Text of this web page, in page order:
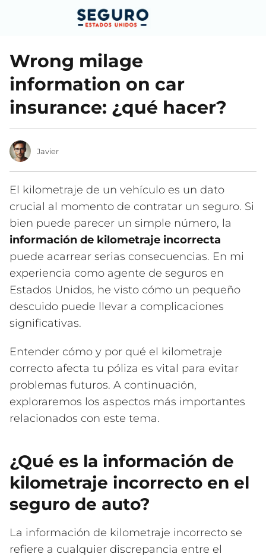
Wrong milage
information on car
insurance: ¿qué hacer?
Javier
El kilometraje de un vehículo es un dato
crucial al momento de contratar un seguro. Si
bien puede parecer un simple número, la
información de kilometraje incorrecta
puede acarrear serias consecuencias. En mi
experiencia como agente de seguros en
Estados Unidos, he visto cómo un pequeño
descuido puede llevar a complicaciones
significativas.
Entender cómo y por qué el kilometraje
correcto afecta tu póliza es vital para evitar
problemas futuros. A continuación,
exploraremos los aspectos más importantes
relacionados con este tema.
¿Qué es la información de
kilometraje incorrecto en el
seguro de auto?
La información de kilometraje incorrecto se
refiere a cualquier discrepancia entre el